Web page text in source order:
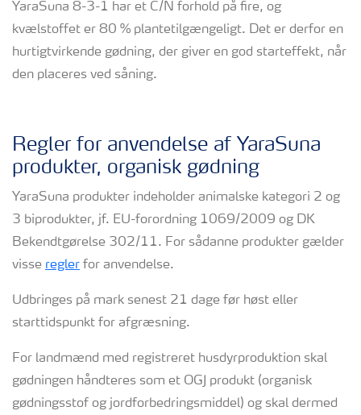
YaraSuna 8-3-1 har et C/N forhold på fire, og
kvælstoffet er 80 % plantetilgængeligt. Det er derfor en
hurtigtvirkende gødning, der giver en god starteffekt, når
den placeres ved såning.
Regler for anvendelse af YaraSuna
produkter, organisk gødning
YaraSuna produkter indeholder animalske kategori 2 og
3 biprodukter, jf. EU-forordning 1069/2009 og DK
Bekendtgørelse 302/11. For sådanne produkter gælder
visse regler for anvendelse.
Udbringes på mark senest 21 dage før høst eller
starttidspunkt for afgræsning.
For landmænd med registreret husdyrproduktion skal
gødningen håndteres som et OGJ produkt (organisk
gødningsstof og jordforbedringsmiddel) og skal dermed